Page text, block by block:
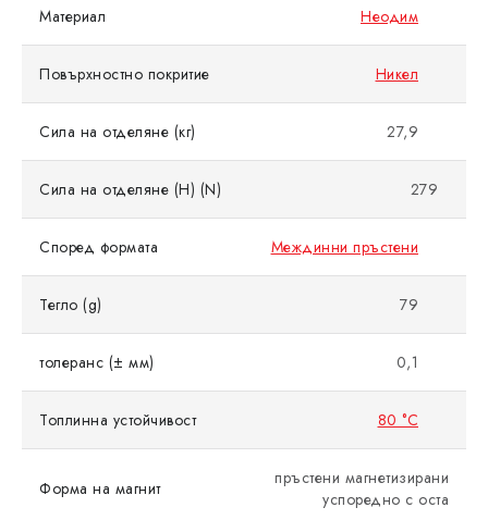
Материал Неодим
Повърхностно покритие Никел
Сила на отделяне (кг) 27,9
Сила на отделяне (Н) (N) 279
Според формата Междинни пръстени
Тегло (g) 79
толеранс (± мм) 0,1
Топлинна устойчивост 80 °C
Форма на магнит
пръстени магнетизирани
успоредно с оста